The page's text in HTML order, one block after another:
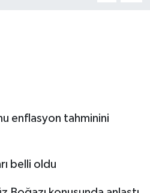
enflasyon tahminini
belli oldu